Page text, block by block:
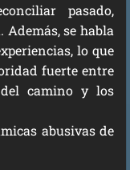
pasado,
Además, se habla
lo que
fuerte entre
camino y los
abusivas de